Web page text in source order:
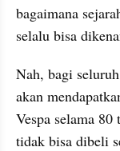
bagaimana
selalu bisa
Nah, bagi
akan
Vespa selama
tidak bisa dibeli